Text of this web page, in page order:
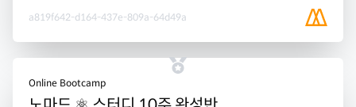
a819f642-d164-437e-809a-64d49a
Online Bootcamp